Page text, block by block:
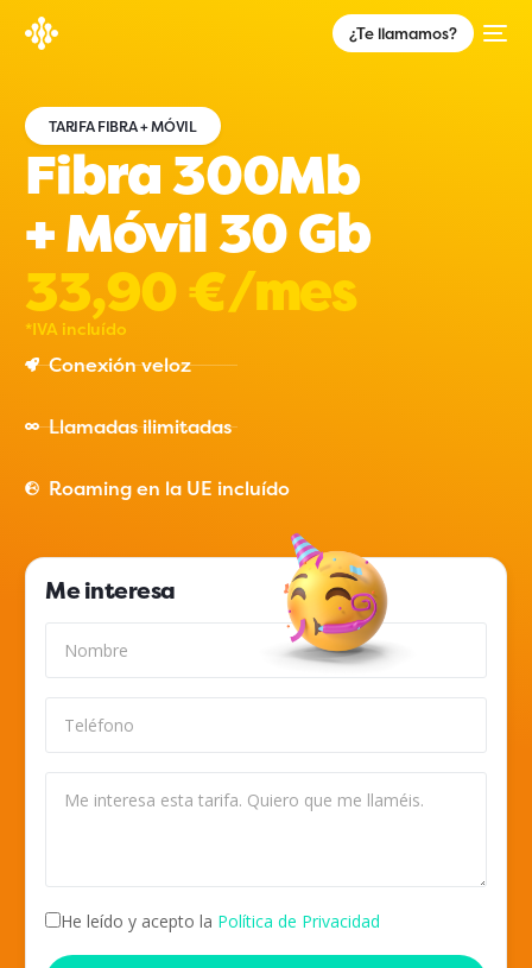
¿Te llamamos?
TARIFA FIBRA + MÓVIL
Fibra 300Mb
+ Móvil 30 Gb
33,90 €/mes
*IVA incluído
Conexión veloz
Llamadas ilimitadas
Roaming en la UE incluído
Me interesa
He leído y acepto la Política de Privacidad